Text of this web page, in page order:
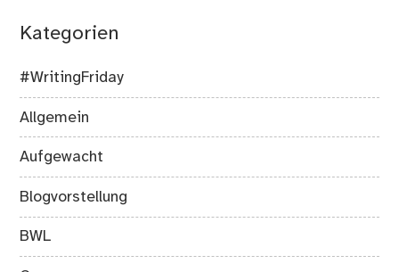
Kategorien
#WritingFriday
Allgemein
Aufgewacht
Blogvorstellung
BWL